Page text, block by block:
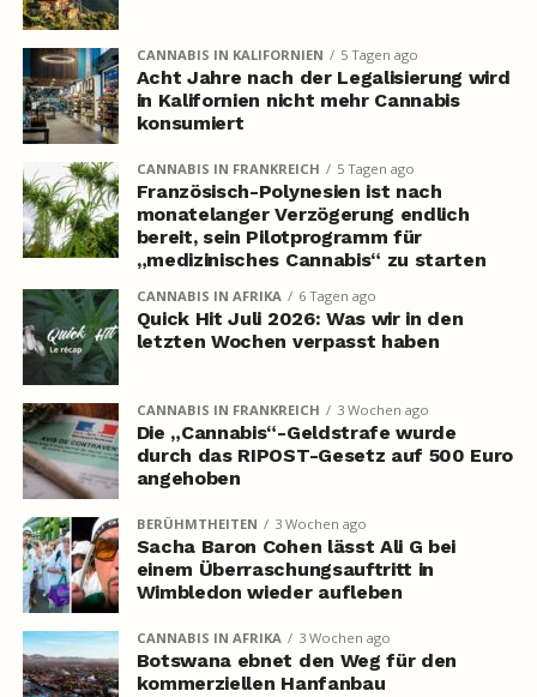
CANNABIS IN KALIFORNIEN 5 Tagen ago
Acht Jahre nach der Legalisierung wird
in Kalifornien nicht mehr Cannabis
konsumiert
CANNABIS IN FRANKREICH 5 Tagen ago
Französisch-Polynesien ist nach
monatelanger Verzögerung endlich
bereit, sein Pilotprogramm für
„medizinisches Cannabis“ zu starten
CANNABIS IN AFRIKA 6 Tagen ago
Quick Hit Juli 2026: Was wir in den
letzten Wochen verpasst haben
CANNABIS IN FRANKREICH 3 Wochen ago
Die „Cannabis“-Geldstrafe wurde
durch das RIPOST-Gesetz auf 500 Euro
angehoben
BERÜHMTHEITEN 3 Wochen ago
Sacha Baron Cohen lässt Ali G bei
einem Überraschungsauftritt in
Wimbledon wieder aufleben
CANNABIS IN AFRIKA 3 Wochen ago
Botswana ebnet den Weg für den
kommerziellen Hanfanbau